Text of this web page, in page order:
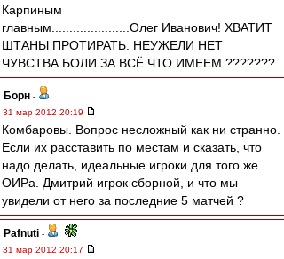
Карпиным
главным......................Олег Иванович! ХВАТИТ
ШТАНЫ ПРОТИРАТЬ. НЕУЖЕЛИ НЕТ
ЧУВСТВА БОЛИ ЗА ВСЁ ЧТО ИМЕЕМ ???????
Борн -
31 мар 2012 20:19
Комбаровы. Вопрос несложный как ни странно.
Если их расставить по местам и сказать, что
надо делать, идеальные игроки для того же
ОИРа. Дмитрий игрок сборной, и что мы
увидели от него за последние 5 матчей ?
Pafnuti -
31 мар 2012 20:17